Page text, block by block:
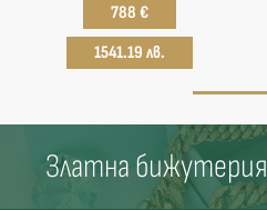
788 €
1541.19 лв.
Златна бижутерия